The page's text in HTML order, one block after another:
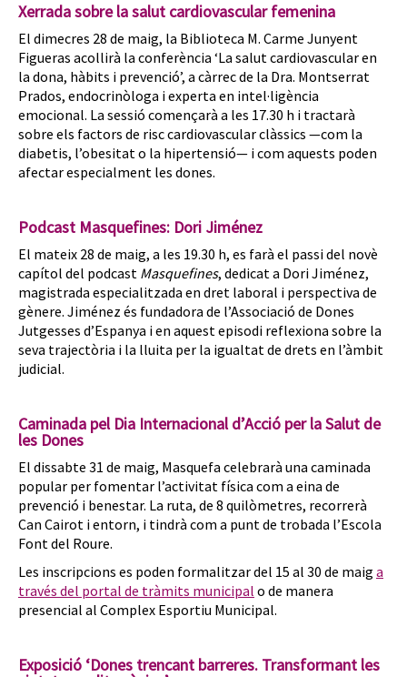
Xerrada sobre la salut cardiovascular femenina
El dimecres 28 de maig, la Biblioteca M. Carme Junyent
Figueras acollirà la conferència ‘La salut cardiovascular en
la dona, hàbits i prevenció’, a càrrec de la Dra. Montserrat
Prados, endocrinòloga i experta en intel·ligència
emocional. La sessió començarà a les 17.30 h i tractarà
sobre els factors de risc cardiovascular clàssics —com la
diabetis, l’obesitat o la hipertensió— i com aquests poden
afectar especialment les dones.
Podcast Masquefines: Dori Jiménez
El mateix 28 de maig, a les 19.30 h, es farà el passi del novè
capítol del podcast Masquefines, dedicat a Dori Jiménez,
magistrada especialitzada en dret laboral i perspectiva de
gènere. Jiménez és fundadora de l’Associació de Dones
Jutgesses d’Espanya i en aquest episodi reflexiona sobre la
seva trajectòria i la lluita per la igualtat de drets en l’àmbit
judicial.
Caminada pel Dia Internacional d’Acció per la Salut de
les Dones
El dissabte 31 de maig, Masquefa celebrarà una caminada
popular per fomentar l’activitat física com a eina de
prevenció i benestar. La ruta, de 8 quilòmetres, recorrerà
Can Cairot i entorn, i tindrà com a punt de trobada l’Escola
Font del Roure.
Les inscripcions es poden formalitzar del 15 al 30 de maig a
través del portal de tràmits municipal o de manera
presencial al Complex Esportiu Municipal.
Exposició ‘Dones trencant barreres. Transformant les